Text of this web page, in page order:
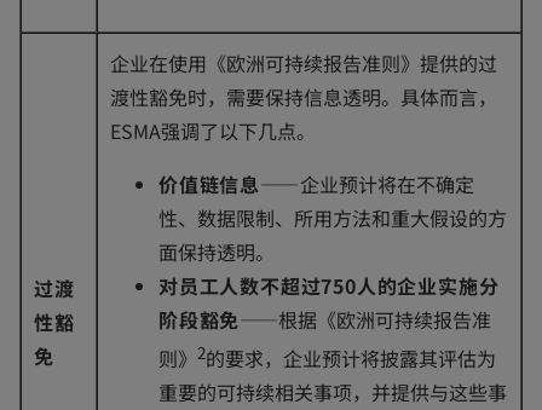
过渡
性豁
免
企业在使用《欧洲可持续报告准则》提供的过
渡性豁免时，需要保持信息透明。具体而言，
ESMA强调了以下几点。
价值链信息——企业预计将在不确定
性、数据限制、所用方法和重大假设的方
面保持透明。
对员工人数不超过750人的企业实施分
阶段豁免——根据《欧洲可持续报告准
则》 2的要求，企业预计将披露其评估为
重要的可持续相关事项，并提供与这些事